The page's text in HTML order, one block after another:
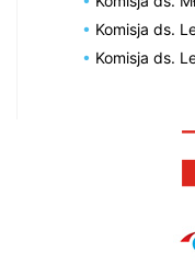
Komisja ds.
Komisja ds.